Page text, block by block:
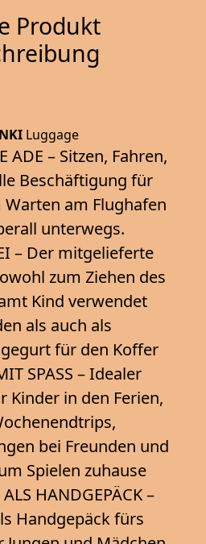
Produkt
Luggage
ADE – Sitzen, Fahren,
Beschäftigung für
Warten am Flughafen
unterwegs.
– Der mitgelieferte
zum Ziehen des
Kind verwendet
als auch als
für den Koffer
SPASS – Idealer
Kinder in den Ferien,
bei Freunden und
Spielen zuhause
HANDGEPÄCK –
Handgepäck fürs